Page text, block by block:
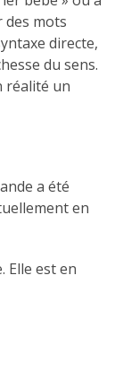
des mots
directe,
du sens.
réalité un
a été
en
Elle est en